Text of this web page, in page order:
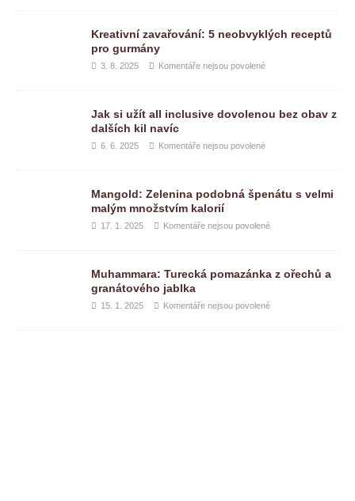
Kreativní zavařování: 5 neobvyklých receptů
pro gurmány
3. 8. 2025 Komentáře nejsou povolené
Jak si užít all inclusive dovolenou bez obav z
dalších kil navíc
6. 6. 2025 Komentáře nejsou povolené
Mangold: Zelenina podobná špenátu s velmi
malým množstvím kalorií
17. 1. 2025 Komentáře nejsou povolené
Muhammara: Turecká pomazánka z ořechů a
granátového jablka
15. 1. 2025 Komentáře nejsou povolené